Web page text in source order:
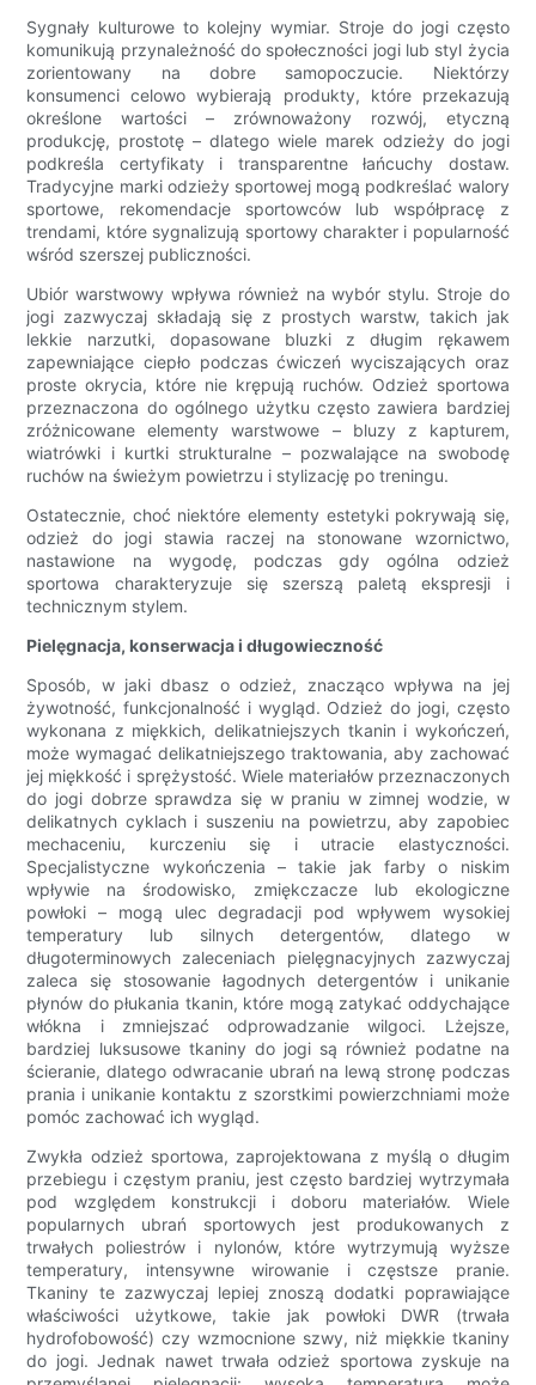
Sygnały kulturowe to kolejny wymiar. Stroje do jogi często
komunikują przynależność do społeczności jogi lub styl życia
zorientowany na dobre samopoczucie. Niektórzy
konsumenci celowo wybierają produkty, które przekazują
określone wartości – zrównoważony rozwój, etyczną
produkcję, prostotę – dlatego wiele marek odzieży do jogi
podkreśla certyfikaty i transparentne łańcuchy dostaw.
Tradycyjne marki odzieży sportowej mogą podkreślać walory
sportowe, rekomendacje sportowców lub współpracę z
trendami, które sygnalizują sportowy charakter i popularność
wśród szerszej publiczności.
Ubiór warstwowy wpływa również na wybór stylu. Stroje do
jogi zazwyczaj składają się z prostych warstw, takich jak
lekkie narzutki, dopasowane bluzki z długim rękawem
zapewniające ciepło podczas ćwiczeń wyciszających oraz
proste okrycia, które nie krępują ruchów. Odzież sportowa
przeznaczona do ogólnego użytku często zawiera bardziej
zróżnicowane elementy warstwowe – bluzy z kapturem,
wiatrówki i kurtki strukturalne – pozwalające na swobodę
ruchów na świeżym powietrzu i stylizację po treningu.
Ostatecznie, choć niektóre elementy estetyki pokrywają się,
odzież do jogi stawia raczej na stonowane wzornictwo,
nastawione na wygodę, podczas gdy ogólna odzież
sportowa charakteryzuje się szerszą paletą ekspresji i
technicznym stylem.
Pielęgnacja, konserwacja i długowieczność
Sposób, w jaki dbasz o odzież, znacząco wpływa na jej
żywotność, funkcjonalność i wygląd. Odzież do jogi, często
wykonana z miękkich, delikatniejszych tkanin i wykończeń,
może wymagać delikatniejszego traktowania, aby zachować
jej miękkość i sprężystość. Wiele materiałów przeznaczonych
do jogi dobrze sprawdza się w praniu w zimnej wodzie, w
delikatnych cyklach i suszeniu na powietrzu, aby zapobiec
mechaceniu, kurczeniu się i utracie elastyczności.
Specjalistyczne wykończenia – takie jak farby o niskim
wpływie na środowisko, zmiękczacze lub ekologiczne
powłoki – mogą ulec degradacji pod wpływem wysokiej
temperatury lub silnych detergentów, dlatego w
długoterminowych zaleceniach pielęgnacyjnych zazwyczaj
zaleca się stosowanie łagodnych detergentów i unikanie
płynów do płukania tkanin, które mogą zatykać oddychające
włókna i zmniejszać odprowadzanie wilgoci. Lżejsze,
bardziej luksusowe tkaniny do jogi są również podatne na
ścieranie, dlatego odwracanie ubrań na lewą stronę podczas
prania i unikanie kontaktu z szorstkimi powierzchniami może
pomóc zachować ich wygląd.
Zwykła odzież sportowa, zaprojektowana z myślą o długim
przebiegu i częstym praniu, jest często bardziej wytrzymała
pod względem konstrukcji i doboru materiałów. Wiele
popularnych ubrań sportowych jest produkowanych z
trwałych poliestrów i nylonów, które wytrzymują wyższe
temperatury, intensywne wirowanie i częstsze pranie.
Tkaniny te zazwyczaj lepiej znoszą dodatki poprawiające
właściwości użytkowe, takie jak powłoki DWR (trwała
hydrofobowość) czy wzmocnione szwy, niż miękkie tkaniny
do jogi. Jednak nawet trwała odzież sportowa zyskuje na